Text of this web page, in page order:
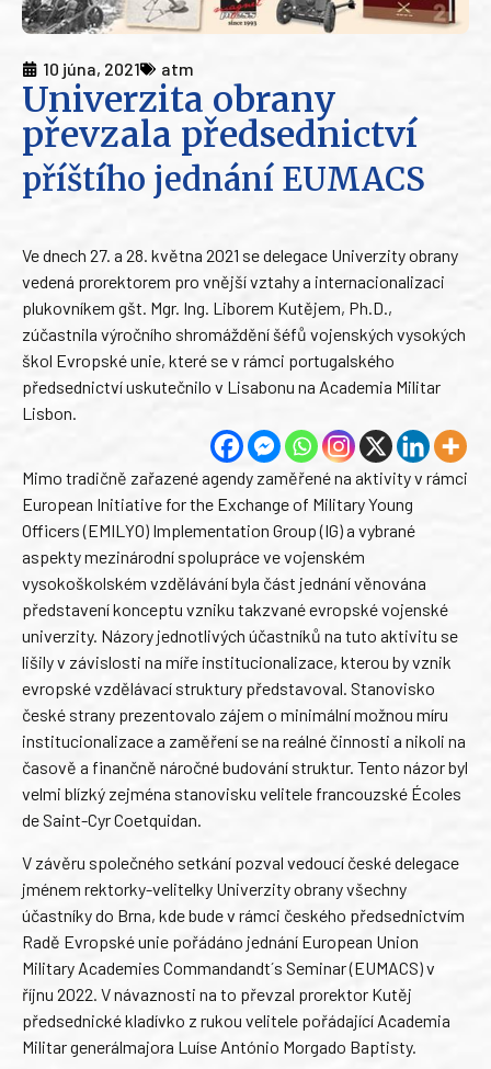
10 júna, 2021 atm
Univerzita obrany
převzala předsednictví
příštího jednání EUMACS
Ve dnech 27. a 28. května 2021 se delegace Univerzity obrany
vedená prorektorem pro vnější vztahy a internacionalizaci
plukovníkem gšt. Mgr. Ing. Liborem Kutějem, Ph.D.,
zúčastnila výročního shromáždění šéfů vojenských vysokých
škol Evropské unie, které se v rámci portugalského
předsednictví uskutečnilo v Lisabonu na Academia Militar
Lisbon.
Mimo tradičně zařazené agendy zaměřené na aktivity v rámci
European Initiative for the Exchange of Military Young
Officers (EMILYO) Implementation Group (IG) a vybrané
aspekty mezinárodní spolupráce ve vojenském
vysokoškolském vzdělávání byla část jednání věnována
představení konceptu vzniku takzvané evropské vojenské
univerzity. Názory jednotlivých účastníků na tuto aktivitu se
lišily v závislosti na míře institucionalizace, kterou by vznik
evropské vzdělávací struktury představoval. Stanovisko
české strany prezentovalo zájem o minimální možnou míru
institucionalizace a zaměření se na reálné činnosti a nikoli na
časově a finančně náročné budování struktur. Tento názor byl
velmi blízký zejména stanovisku velitele francouzské Écoles
de Saint-Cyr Coetquidan.
V závěru společného setkání pozval vedoucí české delegace
jménem rektorky-velitelky Univerzity obrany všechny
účastníky do Brna, kde bude v rámci českého předsednictvím
Radě Evropské unie pořádáno jednání European Union
Military Academies Commandandt´s Seminar (EUMACS) v
říjnu 2022. V návaznosti na to převzal prorektor Kutěj
předsednické kladívko z rukou velitele pořádající Academia
Militar generálmajora Luíse António Morgado Baptisty.